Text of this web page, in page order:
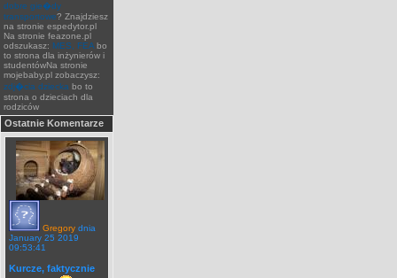
dobre gie�dy
transportowe? Znajdziesz
na stronie espedytor.pl
Na stronie feazone.pl
odszukasz: MES, FEA bo
to strona dla inżynierów i
studentówNa stronie
mojebaby.pl zobaczysz:
zdj�cia dziecka bo to
strona o dzieciach dla
rodziców
Ostatnie Komentarze
Gregory dnia
January 25 2019
09:53:41
Kurcze, faktycznie